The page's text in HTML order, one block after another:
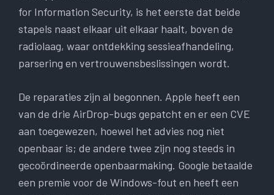
for Information Security, is het eerste dat beide
stapels naast elkaar uit elkaar haalt, boven de
radiolaag, waar ontdekking sessieafhandeling,
parsering en vertrouwensbeslissingen wordt.
De reparaties zijn al begonnen. Apple heeft een
van de drie AirDrop-bugs gepatcht en er een CVE
aan toegewezen, hoewel het advies nog niet
openbaar is; de andere twee zijn nog steeds in
gecoördineerde openbaarmaking. Google betaalde
een premie voor de Windows-fout en heeft een